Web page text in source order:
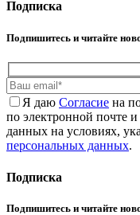
Подписка
Подпишитесь и читайте
Я даю Cогласие на
по электронной почте
данных на условиях,
персональных данных.
Подписка
Подпишитесь и читайте